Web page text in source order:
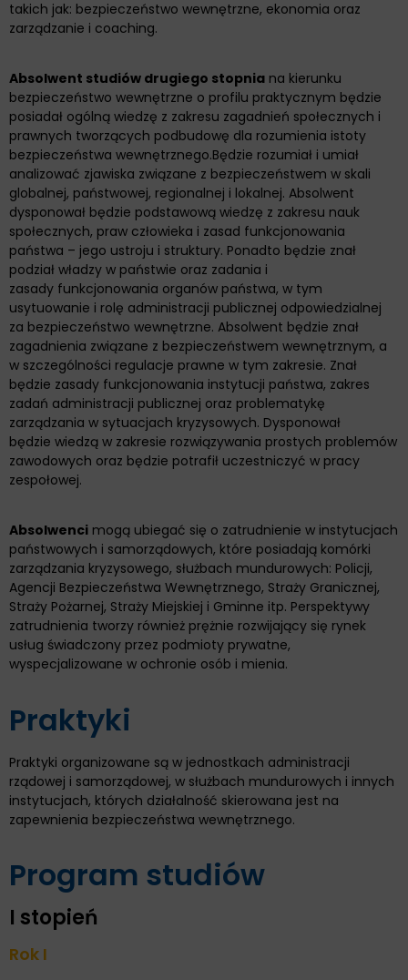
takich jak: bezpieczeństwo wewnętrzne, ekonomia oraz
zarządzanie i coaching.
Absolwent studiów drugiego stopnia na kierunku
bezpieczeństwo wewnętrzne o profilu praktycznym będzie
posiadał ogólną wiedzę z zakresu zagadnień społecznych i
prawnych tworzących podbudowę dla rozumienia istoty
bezpieczeństwa wewnętrznego.Będzie rozumiał i umiał
analizować zjawiska związane z bezpieczeństwem w skali
globalnej, państwowej, regionalnej i lokalnej. Absolwent
dysponował będzie podstawową wiedzę z zakresu nauk
społecznych, praw człowieka i zasad funkcjonowania
państwa – jego ustroju i struktury. Ponadto będzie znał
podział władzy w państwie oraz zadania i
zasady funkcjonowania organów państwa, w tym
usytuowanie i rolę administracji publicznej odpowiedzialnej
za bezpieczeństwo wewnętrzne. Absolwent będzie znał
zagadnienia związane z bezpieczeństwem wewnętrznym, a
w szczególności regulacje prawne w tym zakresie. Znał
będzie zasady funkcjonowania instytucji państwa, zakres
zadań administracji publicznej oraz problematykę
zarządzania w sytuacjach kryzysowych. Dysponował
będzie wiedzą w zakresie rozwiązywania prostych problemów
zawodowych oraz będzie potrafił uczestniczyć w pracy
zespołowej.
Absolwenci mogą ubiegać się o zatrudnienie w instytucjach
państwowych i samorządowych, które posiadają komórki
zarządzania kryzysowego, służbach mundurowych: Policji,
Agencji Bezpieczeństwa Wewnętrznego, Straży Granicznej,
Straży Pożarnej, Straży Miejskiej i Gminne itp. Perspektywy
zatrudnienia tworzy również prężnie rozwijający się rynek
usług świadczony przez podmioty prywatne,
wyspecjalizowane w ochronie osób i mienia.
Praktyki
Praktyki organizowane są w jednostkach administracji
rządowej i samorządowej, w służbach mundurowych i innych
instytucjach, których działalność skierowana jest na
zapewnienia bezpieczeństwa wewnętrznego.
Program studiów
I stopień
Rok I